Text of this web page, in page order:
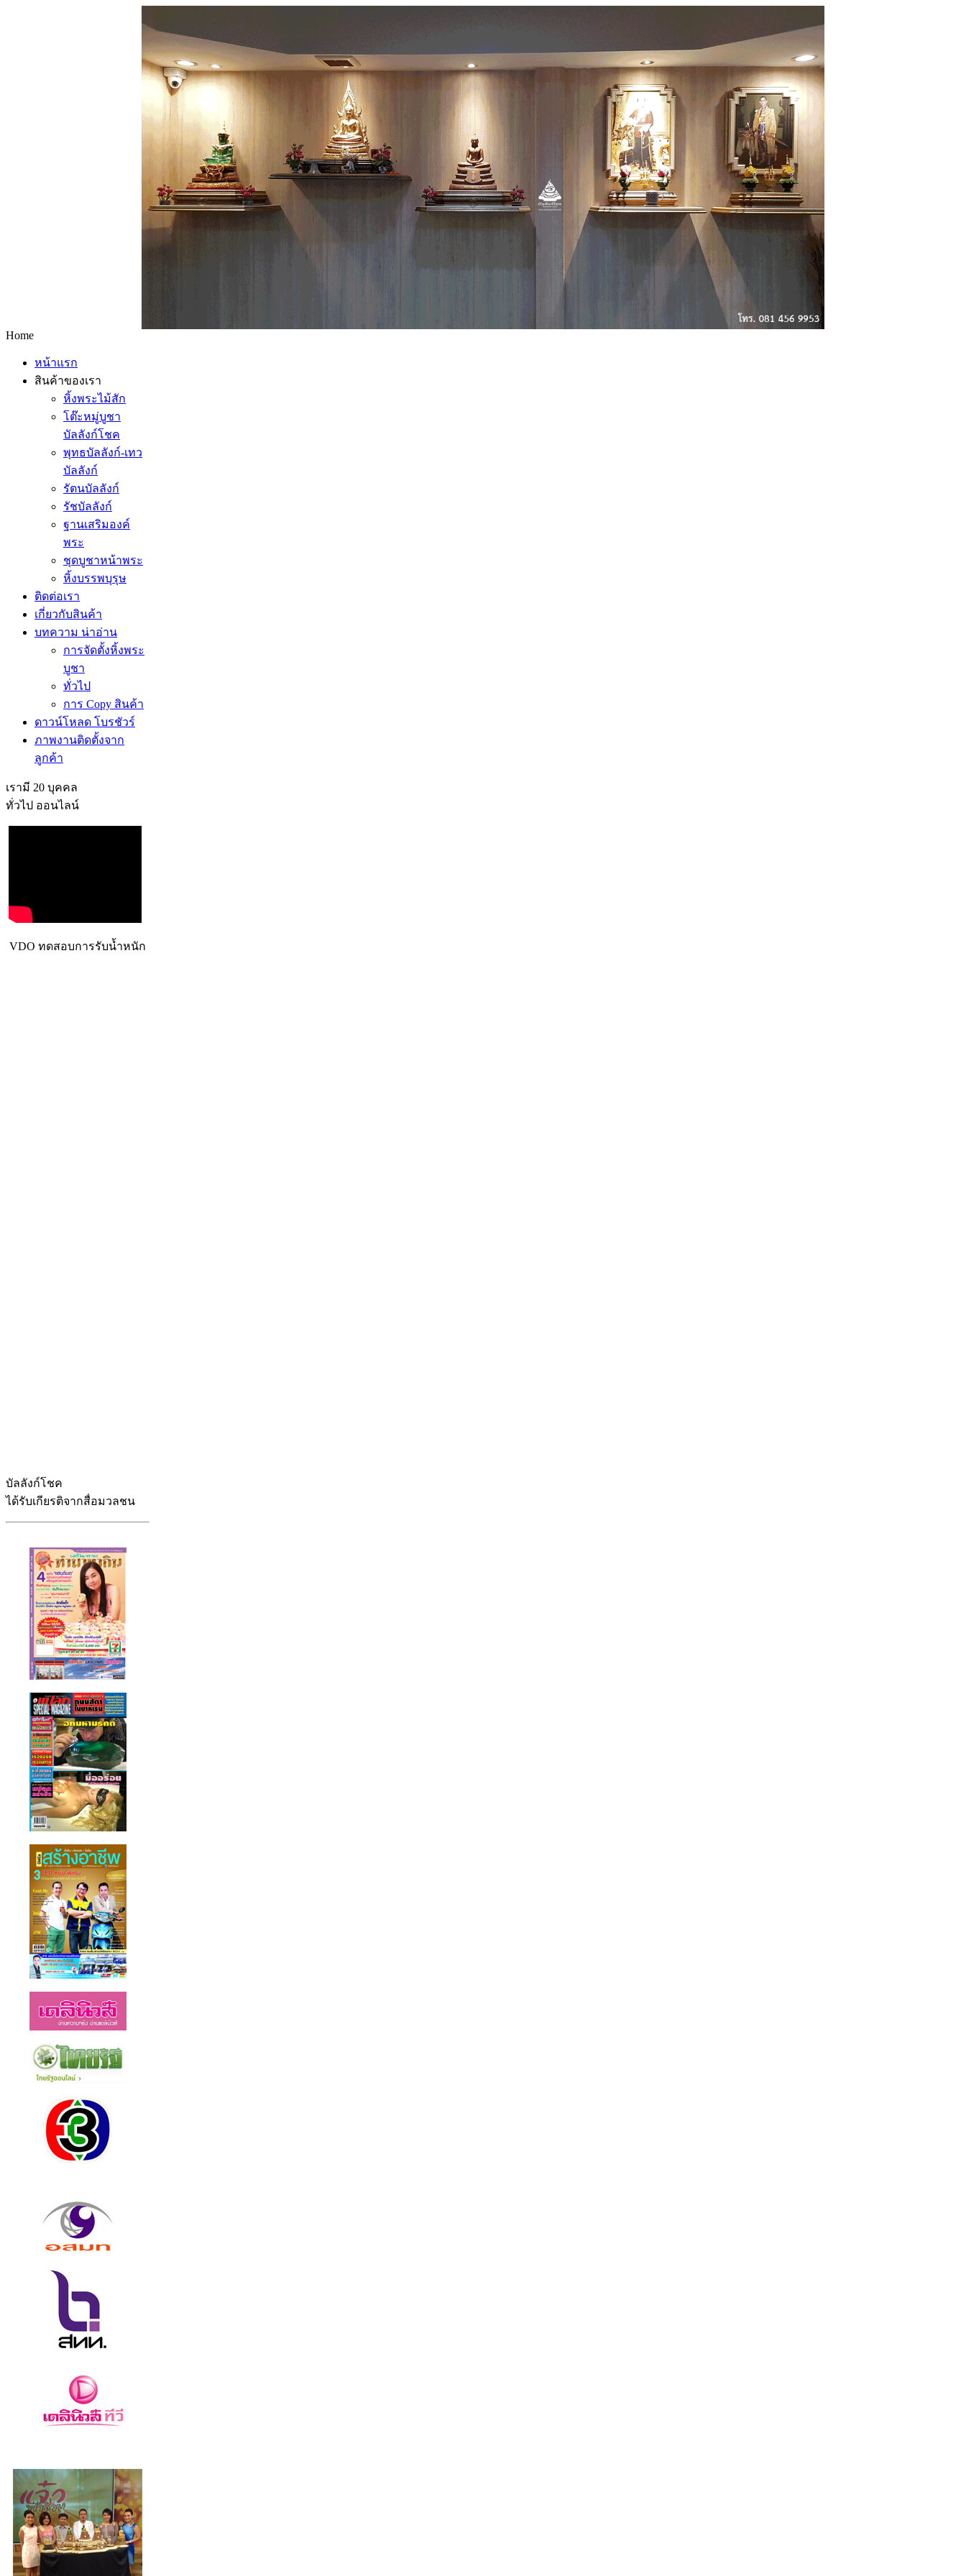
Home
หน้าแรก
สินค้าของเรา
หิ้งพระไม้สัก
โต๊ะหมู่บูชา
บัลลังก์โชค
พุทธบัลลังก์-เทว
บัลลังก์
รัตนบัลลังก์
รัชบัลลังก์
ฐานเสริมองค์
พระ
ชุดบูชาหน้าพระ
หิ้งบรรพบุรุษ
ติดต่อเรา
เกี่ยวกับสินค้า
บทความ น่าอ่าน
การจัดตั้งหิ้งพระ
บูชา
ทั่วไป
การ Copy สินค้า
ดาวน์โหลด โบรชัวร์
ภาพงานติดตั้งจาก
ลูกค้า
เรามี 20 บุคคล
ทั่วไป ออนไลน์
VDO ทดสอบการรับน้ำหนัก
บัลลังก์โชค
ได้รับเกียรติจากสื่อมวลชน